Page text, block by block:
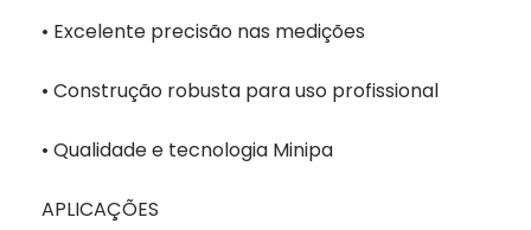
• Excelente precisão nas medições
• Construção robusta para uso profissional
• Qualidade e tecnologia Minipa
APLICAÇÕES